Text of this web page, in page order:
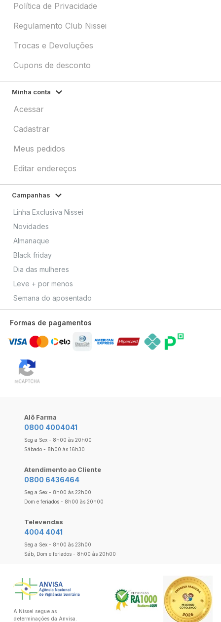
Política de Privacidade
Regulamento Club Nissei
Trocas e Devoluções
Cupons de desconto
Minha conta
Acessar
Cadastrar
Meus pedidos
Editar endereços
Campanhas
Linha Exclusiva Nissei
Novidades
Almanaque
Black friday
Dia das mulheres
Leve + por menos
Semana do aposentado
Formas de pagamentos
Alô Farma
0800 4004041
Seg a Sex - 8h00 às 20h00
Sábado - 8h00 às 16h30
Atendimento ao Cliente
0800 6436464
Seg a Sex - 8h00 às 22h00
Dom e feriados - 8h00 às 20h00
Televendas
4004 4041
Seg a Sex - 8h00 às 23h00
Sáb, Dom e feriados - 8h00 às 20h00
A Nissei segue as
determinações da Anvisa.